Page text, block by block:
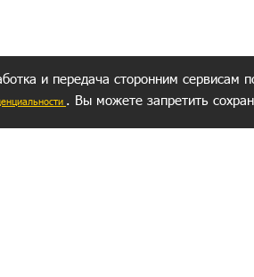
и передача сторонним
. Вы можете запретить